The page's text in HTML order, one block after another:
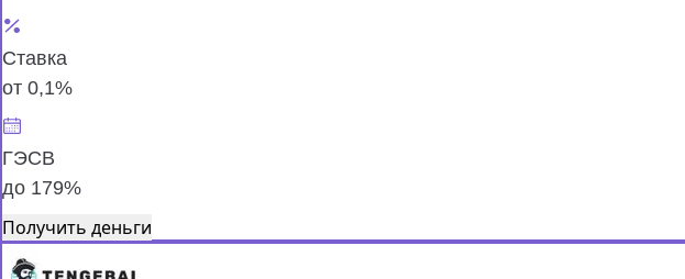
Ставка
от 0,1%
ГЭСВ
до 179%
Получить деньги